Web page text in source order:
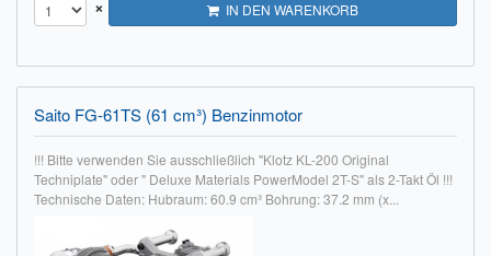
× IN DEN WARENKORB
Saito FG-61TS (61 cm³) Benzinmotor
!!! Bitte verwenden Sie ausschließlich "Klotz KL-200 Original
Techniplate" oder " Deluxe Materials PowerModel 2T-S" als 2-Takt Öl !!!
Technische Daten: Hubraum: 60.9 cm³ Bohrung: 37.2 mm (x...